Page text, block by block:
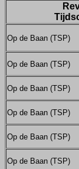
Op de Baan (TSP)
Op de Baan (TSP)
Op de Baan (TSP)
Op de Baan (TSP)
Op de Baan (TSP)
Op de Baan (TSP)